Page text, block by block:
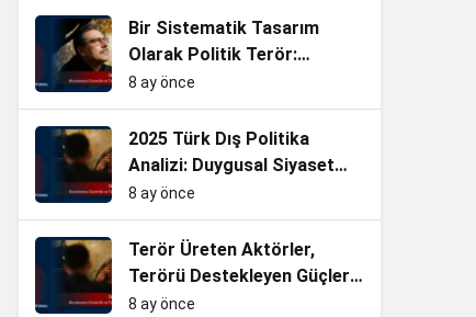
Bir Sistematik Tasarım
Olarak Politik Terör:
Kavramsal Çerçeve ve
Türkiye Analizi
8 ay önce
2025 Türk Dış Politika
Analizi: Duygusal Siyaset
Değil, Gerçek Hukuk Devleti
Olmalıyız.
8 ay önce
Terör Üreten Aktörler,
Terörü Destekleyen Güçler
ve PKK/KCK terörünün
8 ay önce